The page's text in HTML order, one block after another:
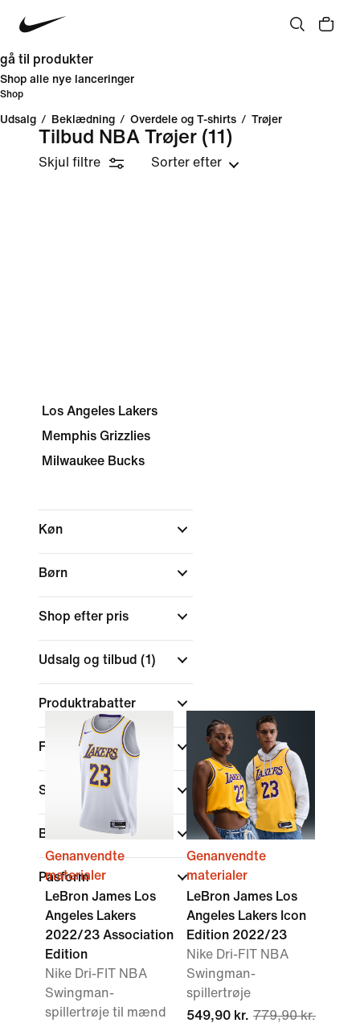
gå til produkter
Shop alle nye lanceringer
Shop
Udsalg / Beklædning / Overdele og T-shirts / Trøjer
Tilbud NBA Trøjer (11)
Skjul filtre Sorter efter
Los Angeles Lakers
Memphis Grizzlies
Milwaukee Bucks
Køn
Børn
Shop efter pris
Udsalg og tilbud (1)
Produktrabatter
Farve
Sports
Brand
Pasform
Genanvendte
materialer
LeBron James Los
Angeles Lakers
2022/23 Association
Edition
Nike Dri-FIT NBA
Swingman-
spillertrøje til mænd
Genanvendte
materialer
LeBron James Los
Angeles Lakers Icon
Edition 2022/23
Nike Dri-FIT NBA
Swingman-
spillertrøje
549,90 kr. 779,90 kr.